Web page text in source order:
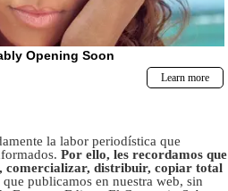
la labor periodística que
Por ello, les recordamos que
comercializar, distribuir, copiar total
que publicamos en nuestra web, sin